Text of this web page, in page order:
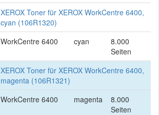
XEROX Toner für XEROX WorkCentre 6400,
cyan (106R1320)
WorkCentre 6400
cyan
8.000
Seiten
XEROX Toner für XEROX WorkCentre 6400,
magenta (106R1321)
WorkCentre 6400
magenta
8.000
Seiten